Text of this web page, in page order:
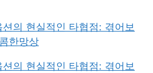
의 현실적인 타협점: 겪어보
한망상
의 현실적인 타협점: 겪어보